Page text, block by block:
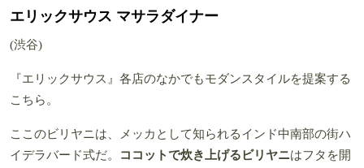
エリックサウス マサラダイナー
(渋谷)
『エリックサウス』各店のなかでもモダンスタイルを提案する
こちら。
ここのビリヤニは、メッカとして知られるインド中南部の街ハ
イデラバード式だ。
ココットで炊き上げるビリヤニはフタを開